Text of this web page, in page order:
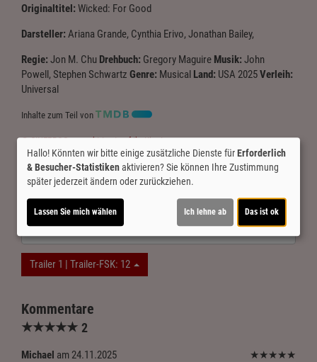
Originaltitel: Wicked: For Good
Darsteller: Ariana Grande, Cynthia Erivo, Jonathan Bailey,
Regie: Jon M. Chu Drehbuch: Gregory Maguire Musik: John
Powell, Stephen Schwartz Genre: Musical Land: USA 2025Verleih:
Universal
Inhalte zum Teil von
© CINEPROG ...macht Lust auf Ihr Kino!
Möchten Sie vonYoutube (Trailer ansehen)
externe Inhalte laden?
Trailer 1 | Trailer-FSK: 12
Kommentare
★★★★★ 2
Michael am 24.11.2025 ★★★★★
Hallo! Könnten wir bitte einige zusätzliche Dienste fürErforderlich
& Besucher-Statistikenaktivieren? Sie können Ihre Zustimmung
später jederzeit ändern oder zurückziehen.
Lassen Sie mich wählen Ich lehne ab Das ist ok